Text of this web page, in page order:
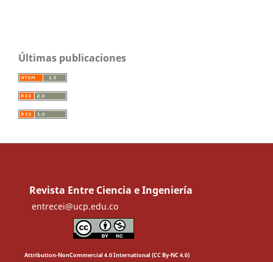
Últimas publicaciones
Revista Entre Ciencia e Ingeniería
entrecei@ucp.edu.co
Attribution-NonCommercial 4.0 International (CC By-NC 4.0)